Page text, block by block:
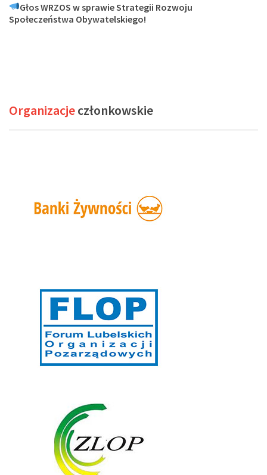
Głos WRZOS w sprawie Strategii Rozwoju
Społeczeństwa Obywatelskiego!
Organizacjeczłonkowskie